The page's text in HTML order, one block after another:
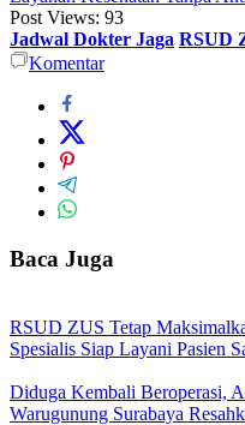
Post Views: 93
Jadwal Dokter Jaga RSUD
Komentar
Baca Juga
RSUD ZUS Tetap
Spesialis Siap Layani Pasien
Diduga Kembali Beroperasi,
Warugunung Surabaya